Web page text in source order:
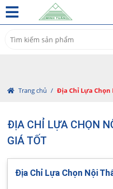
for:
Trang chủ / Địa Chỉ Lựa Chọn
ĐỊA CHỈ LỰA CHỌN
GIÁ TỐT
Địa Chỉ Lựa Chọn Nội